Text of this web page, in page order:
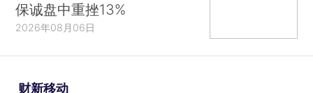
保诚盘中重挫13%
2026年08月06日
财新移动